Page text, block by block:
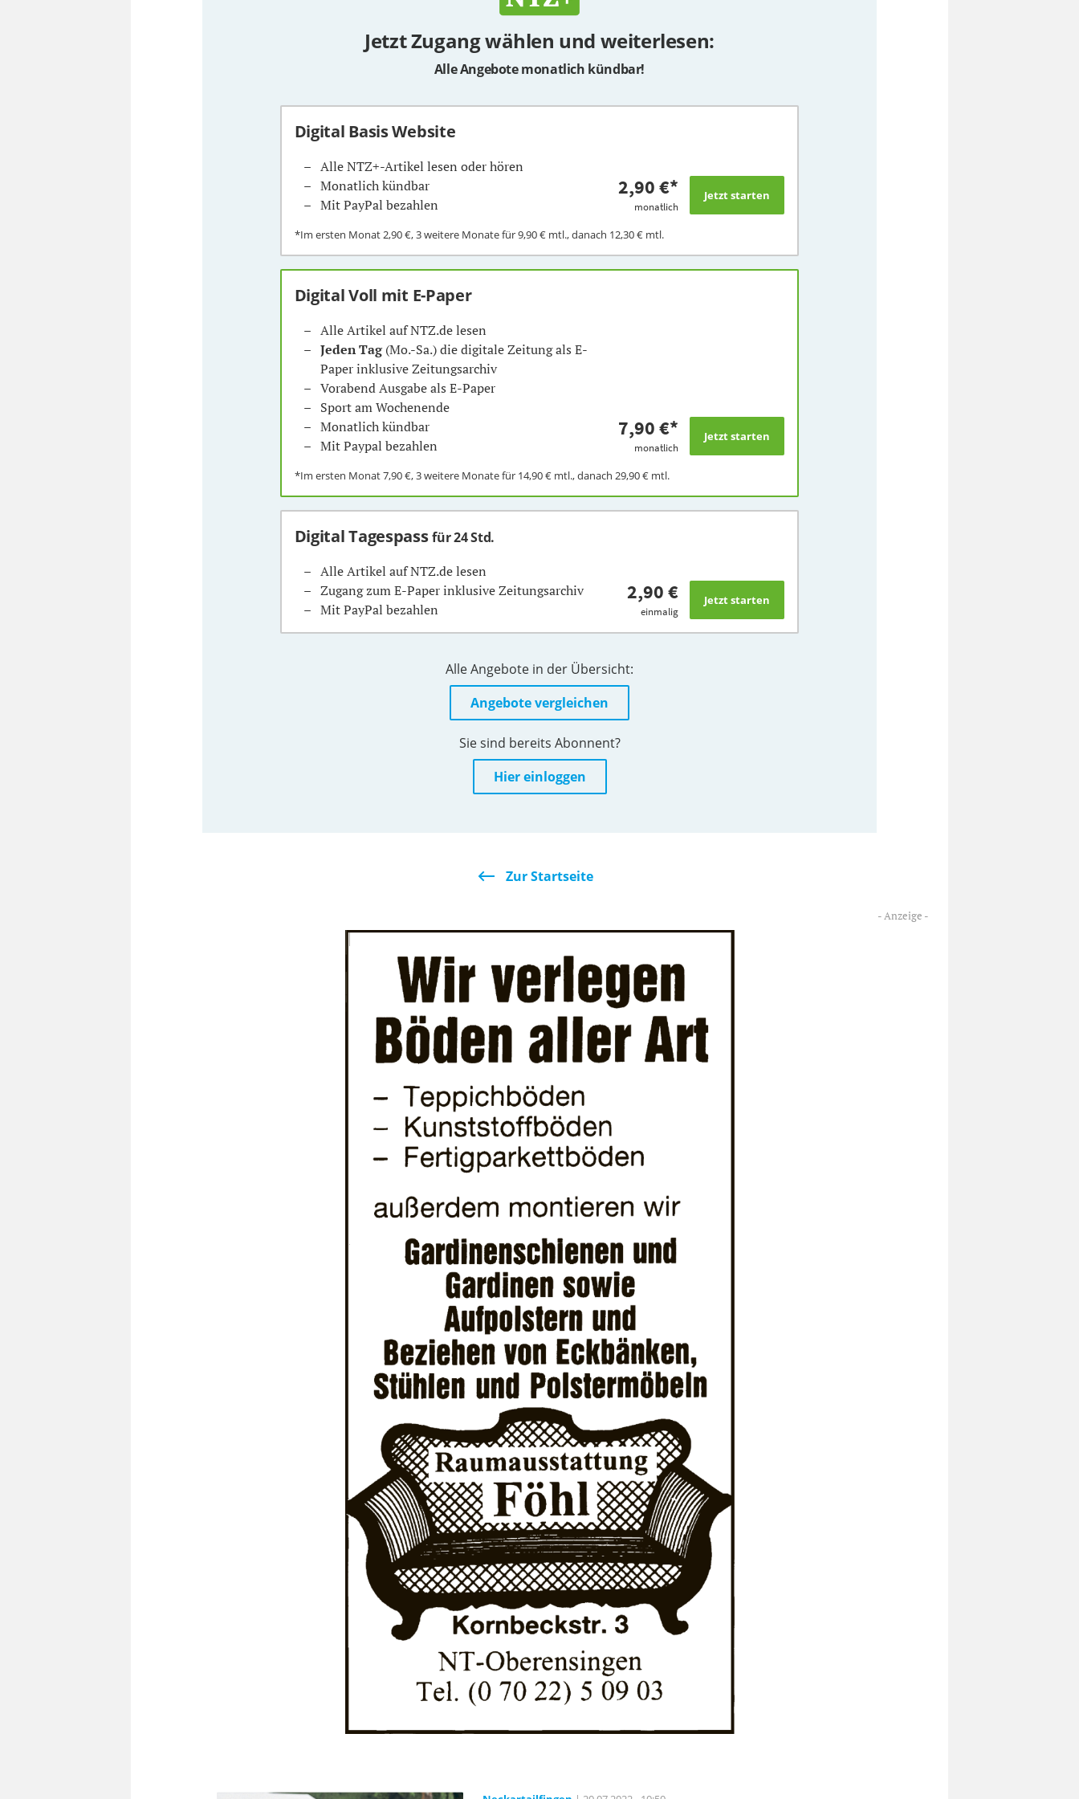
Jetzt Zugang wählen und weiterlesen:
Alle Angebote monatlich kündbar!
Digital Basis Website
Alle NTZ+-Artikel lesen oder hören
Monatlich kündbar
Mit PayPal bezahlen
2,90 €*
monatlich
*Im ersten Monat2,90 €, 3 weitere Monate für9,90 €mtl., danach 12,30 €mtl.
Digital Voll mit E-Paper
Alle Artikel auf NTZ.de lesen
Jeden Tag(Mo.-Sa.) die digitale Zeitung als E-
Paper inklusive Zeitungsarchiv
Vorabend Ausgabe als E-Paper
Sport am Wochenende
Monatlich kündbar
Mit Paypal bezahlen
7,90 €*
monatlich
*Im ersten Monat7,90 €, 3 weitere Monate für 14,90 €mtl., danach 29,90 €mtl.
Digital Tagespassfür 24 Std.
Alle Artikel auf NTZ.de lesen
Zugang zum E-Paper inklusive Zeitungsarchiv
Mit PayPal bezahlen
2,90 €
einmalig
Alle Angebote in der Übersicht:
Angebote vergleichen
Sie sind bereits Abonnent?
Hier einloggen
Zur Startseite